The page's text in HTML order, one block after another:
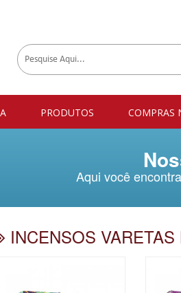
PRODUTOS COMPRAS
Aqui você
INCENSOS VARETAS